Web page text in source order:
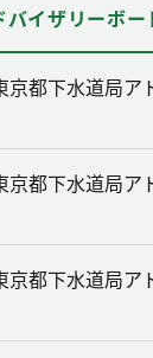
イザリーボー
京都下水道局ア
京都下水道局ア
京都下水道局ア